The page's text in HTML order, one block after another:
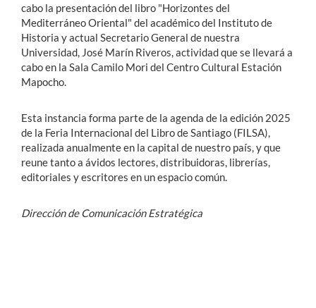
cabo la presentación del libro "Horizontes del
Mediterráneo Oriental" del académico del Instituto de
Historia y actual Secretario General de nuestra
Universidad, José Marín Riveros, actividad que se llevará a
cabo en la Sala Camilo Mori del Centro Cultural Estación
Mapocho.
Esta instancia forma parte de la agenda de la edición 2025
de la Feria Internacional del Libro de Santiago (FILSA),
realizada anualmente en la capital de nuestro país, y que
reune tanto a ávidos lectores, distribuidoras, librerías,
editoriales y escritores en un espacio común.
Dirección de Comunicación Estratégica